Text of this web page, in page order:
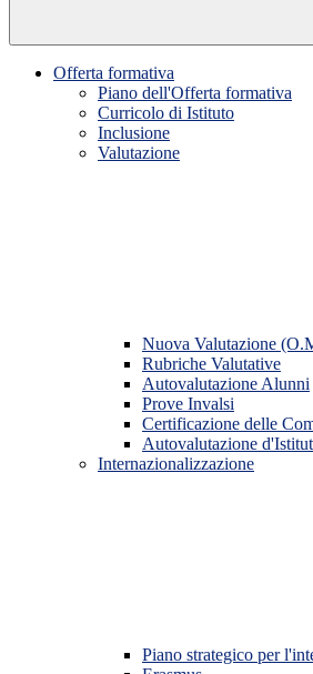
Offerta formativa
Piano dell'Offerta formativa
Curricolo di Istituto
Inclusione
Valutazione
Nuova Valutazione
Rubriche Valutative
Autovalutazione Alunni
Prove Invalsi
Certificazione delle
Autovalutazione
Internazionalizzazione
Piano strategico per